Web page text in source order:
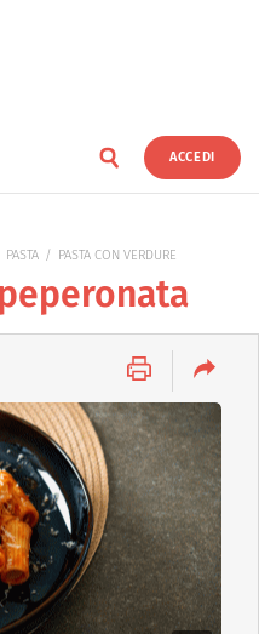
ACCEDI
PASTA PASTA CON VERDURE